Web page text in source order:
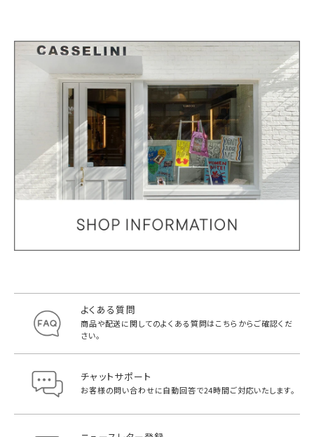
よくある質問
商品や配送に関してのよくある質問はこちらからご確認くだ
さい。
チャットサポート
お客様の問い合わせに自動回答で24時間ご対応いたします。